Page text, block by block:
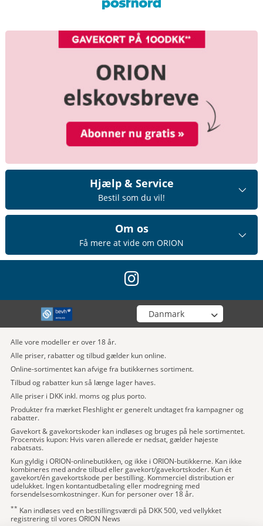
Hjælp & Service
Bestil som du vil!
Om os
Få mere at vide om ORION
instagram
Vælg din butik
Alle vore modeller er over 18 år.
Alle priser, rabatter og tilbud gælder kun online.
Online-sortimentet kan afvige fra butikkernes sortiment.
Tilbud og rabatter kun så længe lager haves.
Alle priser i DKK inkl. moms og plus porto.
Produkter fra mærket Fleshlight er generelt undtaget fra kampagner og
rabatter.
Gavekort & gavekortskoder kan indløses og bruges på hele sortimentet.
Procentvis kupon: Hvis varen allerede er nedsat, gælder højeste
rabatsats.
Kun gyldig i ORION-onlinebutikken, og ikke i ORION-butikkerne. Kan ikke
kombineres med andre tilbud eller gavekort/gavekortskoder. Kun ét
gavekort/én gavekortskode per bestilling. Kommerciel distribution er
udelukket. Ingen kontantudbetaling eller modregning med
forsendelsesomkostninger. Kun for personer over 18 år.
** Kan indløses ved en bestillingsværdi på DKK 500, ved vellykket
registrering til vores ORION News